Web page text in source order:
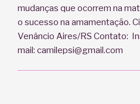
mudanças que ocorrem na
o sucesso na amamentação.
Venâncio Aires/RS Contato:
mail: camilepsi@gmail.com